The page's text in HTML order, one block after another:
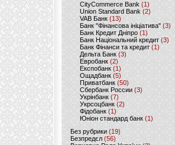
CityCommerce Bank (1)
Union Standard Bank (2)
VAB Банк (13)
Банк "Фінансова ініціатива" (3)
Банк Кредит Дніпро (1)
Банк Національний кредит (3)
Банк Фінанси та кредит (1)
Дельта Банк (3)
Евробанк(2)
Експобанк (1)
Ощадбанк(5)
Приватбанк (50)
Сбербанк России (3)
Укрінбанк(7)
Укрсоцбанк (2)
Фідобанк (1)
Юніон стандард банк(1)
Без рубрики (19)
Безпредєл(56)